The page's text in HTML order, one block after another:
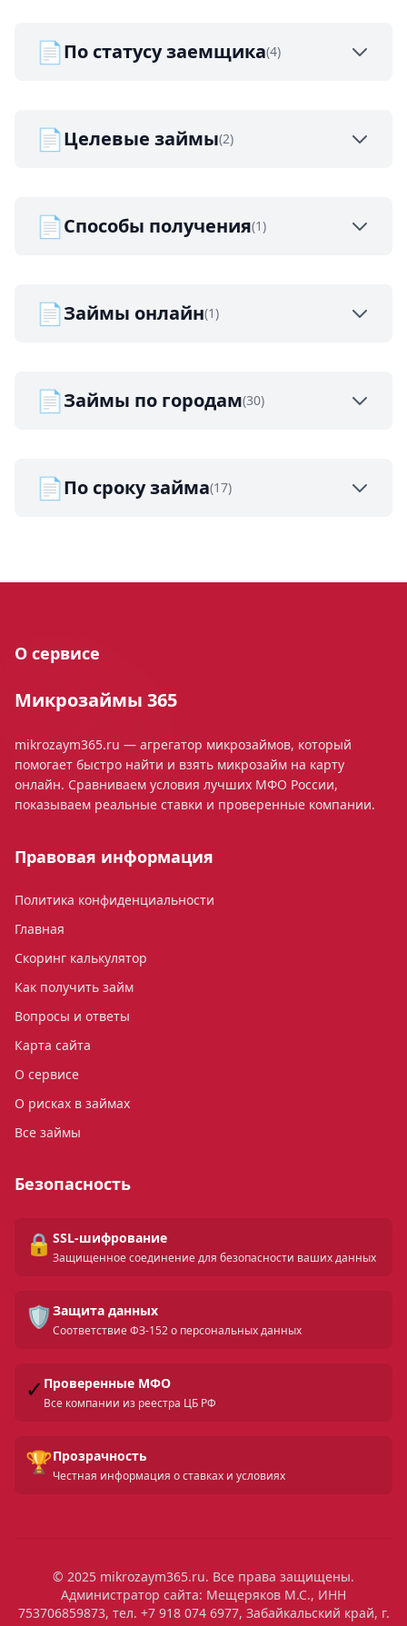
📄По статусу заемщика(4)
📄Целевые займы(2)
📄Способы получения(1)
📄Займы онлайн(1)
📄Займы по городам(30)
📄По сроку займа(17)
О сервисе
Микрозаймы 365
mikrozaym365.ru — агрегатор микрозаймов, который
помогает быстро найти и взять микрозайм на карту
онлайн. Сравниваем условия лучших МФО России,
показываем реальные ставки и проверенные компании.
Правовая информация
Политика конфиденциальности
Главная
Скоринг калькулятор
Как получить займ
Вопросы и ответы
Карта сайта
О сервисе
О рисках в займах
Все займы
Безопасность
🔒 SSL-шифрование
Защищенное соединение для безопасности ваших данных
🛡️ Защита данных
Соответствие ФЗ-152 о персональных данных
✓ Проверенные МФО
Все компании из реестра ЦБ РФ
🏆Прозрачность
Честная информация о ставках и условиях
© 2025 mikrozaym365.ru. Все права защищены.
Администратор сайта: Мещеряков М.С., ИНН
753706859873, тел. +7 918 074 6977, Забайкальский край, г.